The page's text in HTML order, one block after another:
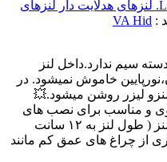
لنزهای
:
VA Hid
سیم ندارد.داخل لنز
خاموش نمیشود. در
لنزو لیزر روشن میشود.💥
و مناسب برای نصب های
سخت با باز کردن توپی پشت لنز ( طول لنز به ۱۲ سانت
از چراغ های عمق کم مانند